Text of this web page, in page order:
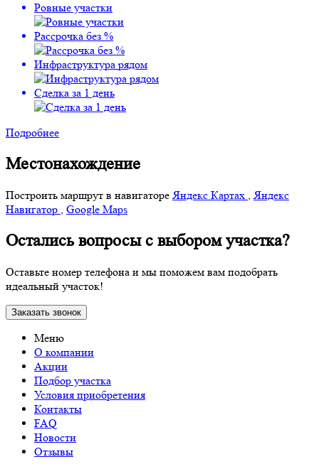
Ровные участки
Рассрочка без %
Инфраструктура рядом
Сделка за 1 день
Подробнее
Местонахождение
Построить маршрут в навигатореЯндекс Картах ,Яндекс
Навигатор , Google Maps
Остались вопросы с выбором участка?
Оставьте номер телефона и мы поможем вам подобрать
идеальный участок!
Заказать звонок
Меню
О компании
Акции
Подбор участка
Условия приобретения
Контакты
FAQ
Новости
Отзывы